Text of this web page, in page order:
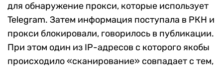
для обнаружение прокси, которые использует
Telegram. Затем информация поступала в РКН и
прокси блокировали, говорилось в публикации.
При этом один из IP-адресов с которого якобы
происходило «сканирование» совпадает с тем,